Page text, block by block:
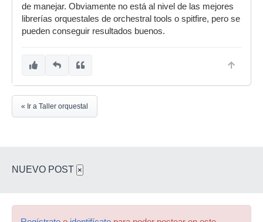
de manejar. Obviamente no está al nivel de las mejores
librerías orquestales de orchestral tools o spitfire, pero se
pueden conseguir resultados buenos.
« Ir a Taller orquestal
NUEVO POST ×